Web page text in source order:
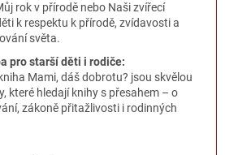
rok v přírodě nebo Naši zvířecí
k respektu k přírodě, zvídavosti a
světa.
pro starší děti i rodiče:
Mami, dáš dobrotu? jsou skvělou
které hledají knihy s přesahem – o
zákoně přitažlivosti i rodinných